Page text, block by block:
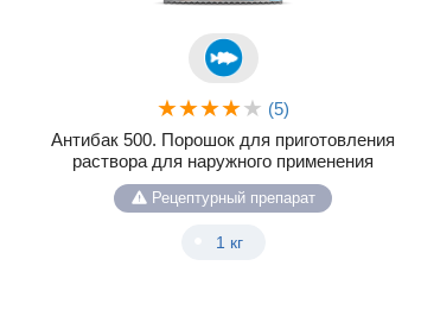
(5)
Антибак 500. Порошок для приготовления
раствора для наружного применения
Рецептурный препарат
1 кг